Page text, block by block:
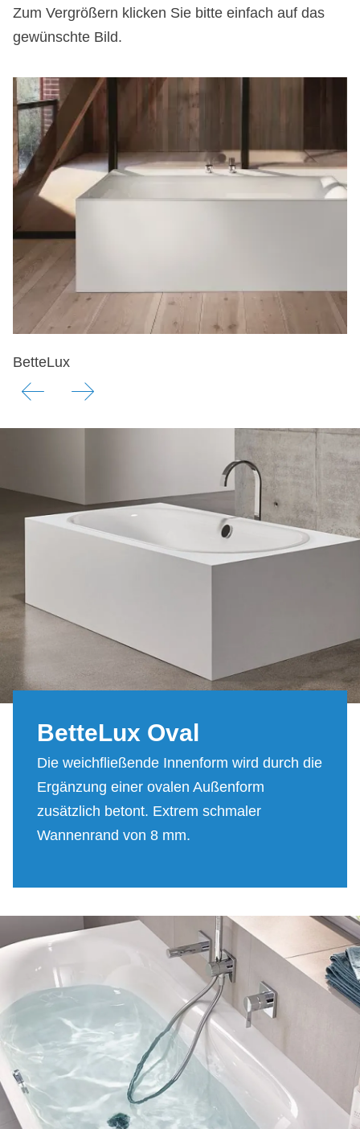
Zum Vergrößern klicken Sie bitte einfach auf das
gewünschte Bild.
BetteLux
Bet­te­Lux Oval
Die weichfließende Innenform wird durch die
Ergänzung einer ovalen Außenform
zusätzlich betont. Extrem schmaler
Wannenrand von 8 mm.